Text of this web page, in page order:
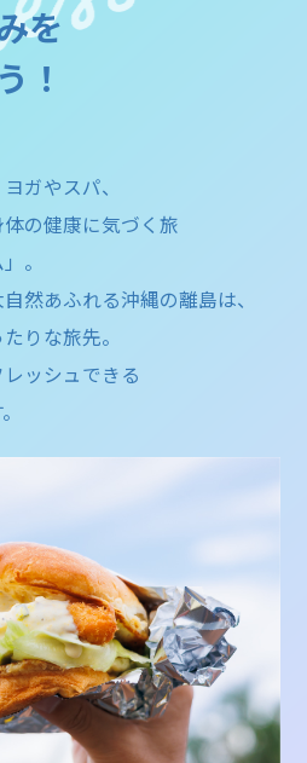
を
！
ガやスパ、
の健康に気づく旅
。
然あふれる沖縄の離島は、
りな旅先。
ッシュできる